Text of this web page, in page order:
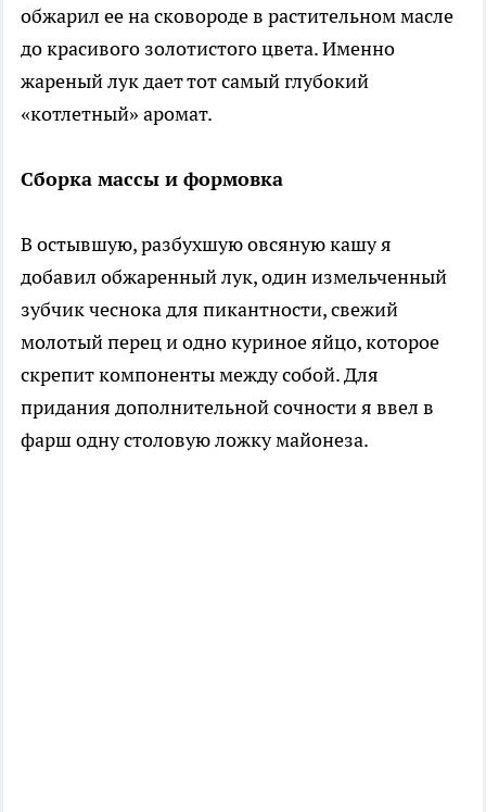
обжарил ее на сковороде в растительном масле
до красивого золотистого цвета. Именно
жареный лук дает тот самый глубокий
«котлетный» аромат.
Сборка массы и формовка
В остывшую, разбухшую овсяную кашу я
добавил обжаренный лук, один измельченный
зубчик чеснока для пикантности, свежий
молотый перец и одно куриное яйцо, которое
скрепит компоненты между собой. Для
придания дополнительной сочности я ввел в
фарш одну столовую ложку майонеза.